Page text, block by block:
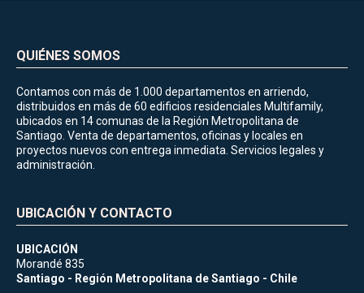
QUIÉNES SOMOS
Contamos con más de 1.000 departamentos en arriendo,
distribuidos en más de 60 edificios residenciales Multifamily,
ubicados en 14 comunas de la Región Metropolitana de
Santiago. Venta de departamentos, oficinas y locales en
proyectos nuevos con entrega inmediata. Servicios legales y
administración.
UBICACIÓN Y CONTACTO
UBICACIÓN
Morandé 835
Santiago - Región Metropolitana de Santiago - Chile